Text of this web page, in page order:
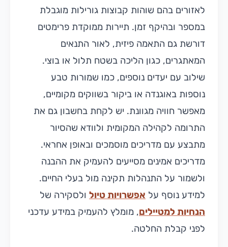
לאזורים בהם שוהות קבוצות גורילות מוגבלת
במספר ובהיקף זמן. תיירות ממוקדת פרימטים
דורשת גם התאמה פיזית, לאור התנאים
המאתגרים, כגון הליכה בשטח תלול או בוצי.
שילוב עם יעדים נוספים, כמו שמורות טבע
נוספות באוגנדה או ביקור בשווקים מקומיים,
מאפשר חוויה מגוונת. יש לקחת בחשבון גם את
התרומה לקהילה המקומית ולוודא שהסיור
מתבצע עם מדריכים מוסמכים ובאופן אחראי.
מדריכים אמינים מסייעים להעמיק את ההבנה
ולשמור על התנהלות תקינה מול בעלי החיים.
למידע נוסף על אפשרויות טיול ולסקירה של
הנחיות למטיילים, מומלץ להעמיק במידע עדכני
לפני קבלת החלטה.